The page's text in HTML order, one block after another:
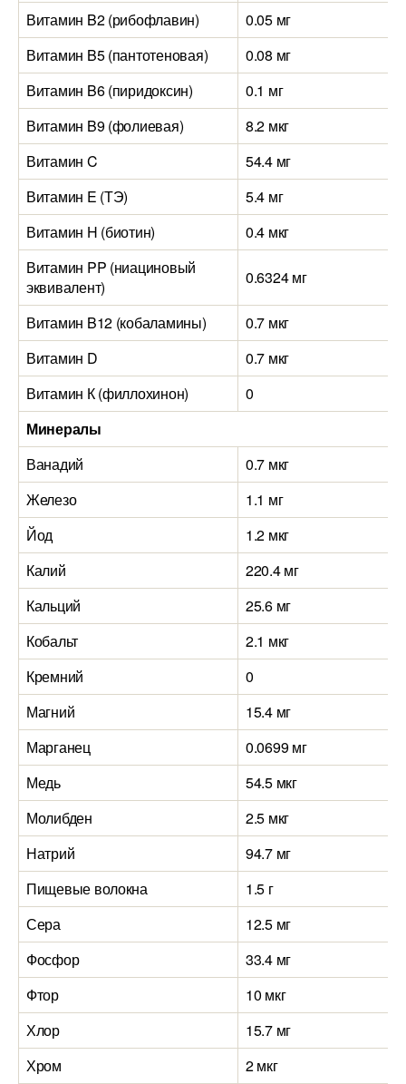
Витамин B2 (рибофлавин)
0.05 мг
Витамин B5 (пантотеновая)
0.08 мг
Витамин B6 (пиридоксин)
0.1 мг
Витамин B9 (фолиевая)
8.2 мкг
Витамин C
54.4 мг
Витамин E (ТЭ)
5.4 мг
Витамин H (биотин)
0.4 мкг
Витамин PP (ниациновый
эквивалент)
0.6324 мг
Витамин B12 (кобаламины)
0.7 мкг
Витамин D
0.7 мкг
Витамин К (филлохинон)
0
Минералы
Ванадий
0.7 мкг
Железо
1.1 мг
Йод
1.2 мкг
Калий
220.4 мг
Кальций
25.6 мг
Кобальт
2.1 мкг
Кремний
0
Магний
15.4 мг
Марганец
0.0699 мг
Медь
54.5 мкг
Молибден
2.5 мкг
Натрий
94.7 мг
Пищевые волокна
1.5 г
Сера
12.5 мг
Фосфор
33.4 мг
Фтор
10 мкг
Хлор
15.7 мг
Хром
2 мкг